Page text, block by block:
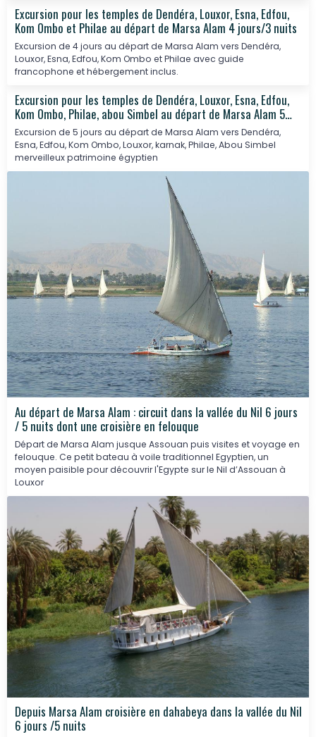
Excursion pour les temples de Dendéra, Louxor, Esna, Edfou,
Kom Ombo et Philae au départ de Marsa Alam 4 jours/3 nuits
Excursion de 4 jours au départ de Marsa Alam vers Dendéra,
Louxor, Esna, Edfou, Kom Ombo et Philae avec guide
francophone et hébergement inclus.
Excursion pour les temples de Dendéra, Louxor, Esna, Edfou,
Kom Ombo, Philae, abou Simbel au départ de Marsa Alam 5
jours/4 nuits
Excursion de 5 jours au départ de Marsa Alam vers Dendéra,
Esna, Edfou, Kom Ombo, Louxor, karnak, Philae, Abou Simbel
merveilleux patrimoine égyptien
Au départ de Marsa Alam : circuit dans la vallée du Nil 6 jours
/ 5 nuits dont une croisière en felouque
Départ de Marsa Alam jusque Assouan puis visites et voyage en
felouque. Ce petit bateau à voile traditionnel Egyptien, un
moyen paisible pour découvrir l'Egypte sur le Nil d’Assouan à
Louxor
Depuis Marsa Alam croisière en dahabeya dans la vallée du Nil
6 jours /5 nuits